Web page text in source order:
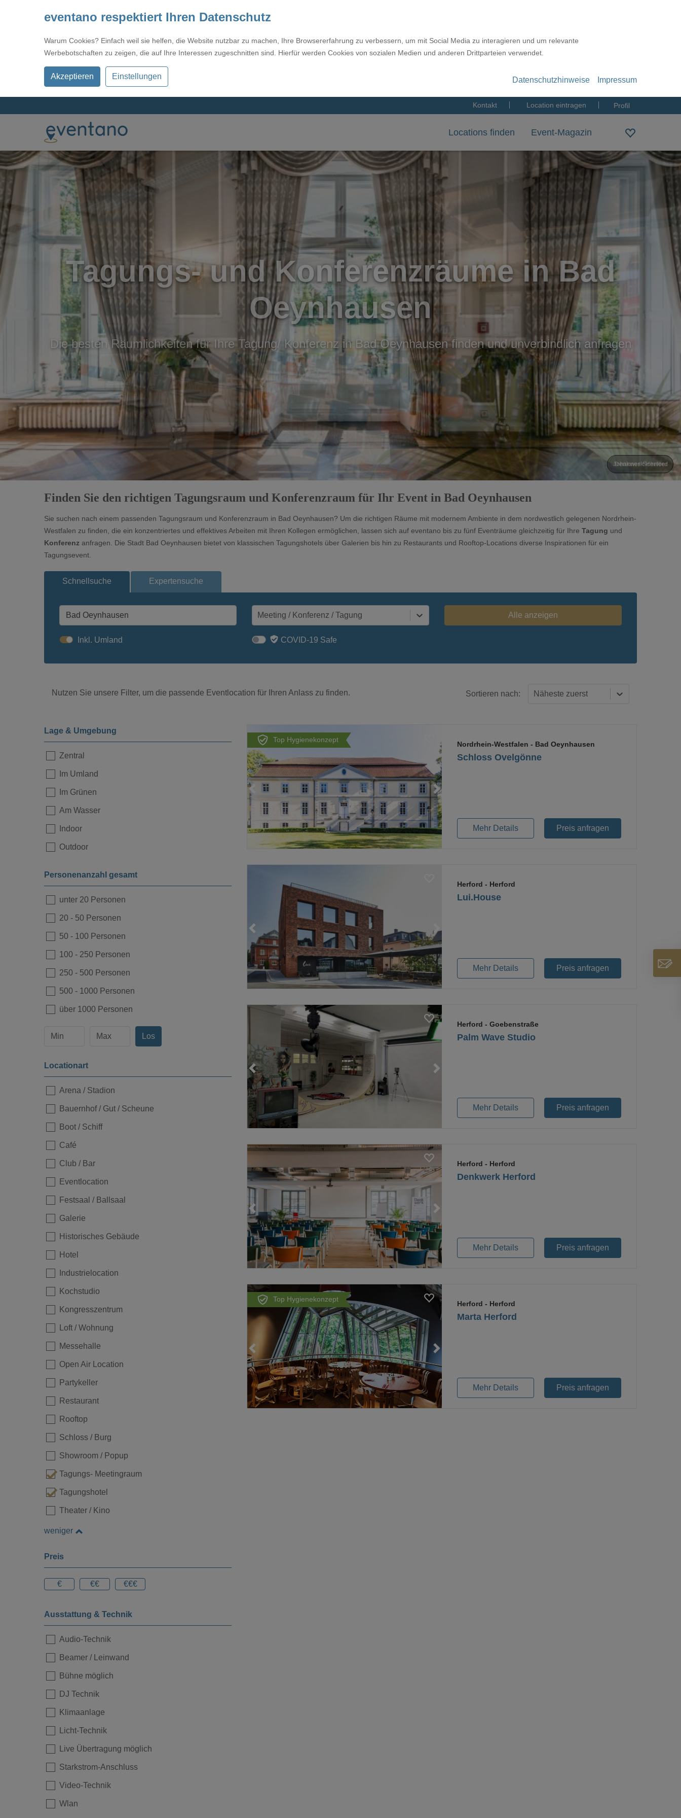
eventano respektiert Ihren Datenschutz
Warum Cookies? Einfach weil sie helfen, die Website nutzbar zu machen, Ihre Browsererfahrung zu verbessern, um mit Social Media zu interagieren und um relevante
Werbebotschaften zu zeigen, die auf Ihre Interessen zugeschnitten sind. Hierfür werden Cookies von sozialen Medien und anderen Drittparteien verwendet.
Akzeptieren Einstellungen Datenschutzhinweise Impressum
Kontakt Location eintragen Profil
Locations finden Event-Magazin
Tagungs- und Konferenzräume in Bad
Oeynhausen
Die besten Räumlichkeiten für Ihre Tagung/ Konferenz in Bad Oeynhausen finden und unverbindlich anfragen
Denkwerk Herford
Finden Sie den richtigen Tagungsraum und Konferenzraum für Ihr Event in Bad Oeynhausen
Sie suchen nach einem passenden Tagungsraum und Konferenzraum in Bad Oeynhausen? Um die richtigen Räume mit modernem Ambiente in dem nordwestlich gelegenen Nordrhein-
Westfalen zu finden, die ein konzentriertes und effektives Arbeiten mit Ihren Kollegen ermöglichen, lassen sich auf eventano bis zu fünf Eventräume gleichzeitig für Ihre Tagung und
Konferenz anfragen. Die Stadt Bad Oeynhausen bietet von klassischen Tagungshotels über Galerien bis hin zu Restaurants und Rooftop-Locations diverse Inspirationen für ein
Tagungsevent.
Schnellsuche Expertensuche
Meeting / Konferenz / Tagung Alle anzeigen
Inkl. Umland COVID-19 Safe
Nutzen Sie unsere Filter, um die passende Eventlocation für Ihren Anlass zu finden. Sortieren nach: Näheste zuerst
Lage & Umgebung
Zentral
Im Umland
Im Grünen
Am Wasser
Indoor
Outdoor
Personenanzahl gesamt
unter 20 Personen
20 - 50 Personen
50 - 100 Personen
100 - 250 Personen
250 - 500 Personen
500 - 1000 Personen
über 1000 Personen
Los
Locationart
Arena / Stadion
Bauernhof / Gut / Scheune
Boot / Schiff
Café
Club / Bar
Eventlocation
Festsaal / Ballsaal
Galerie
Historisches Gebäude
Hotel
Industrielocation
Kochstudio
Kongresszentrum
Loft / Wohnung
Messehalle
Open Air Location
Partykeller
Restaurant
Rooftop
Schloss / Burg
Showroom / Popup
Tagungs- Meetingraum
Tagungshotel
Theater / Kino
weniger
Preis
€ €€ €€€
Ausstattung & Technik
Audio-Technik
Beamer / Leinwand
Bühne möglich
DJ Technik
Klimaanlage
Licht-Technik
Live Übertragung möglich
Starkstrom-Anschluss
Video-Technik
Wlan
Top Hygienekonzept
Schloss Ovelgönne
Nordrhein-Westfalen - Bad Oeynhausen
Mehr Details Preis anfragen
Lui.House
Herford - Herford
Mehr Details Preis anfragen
Palm Wave Studio
Herford - Goebenstraße
Mehr Details Preis anfragen
Denkwerk Herford
Herford - Herford
Mehr Details Preis anfragen
Top Hygienekonzept
Marta Herford
Herford - Herford
Mehr Details Preis anfragen